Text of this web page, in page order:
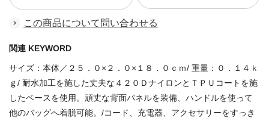
この商品について問い合わせる
関連 KEYWORD
サイズ：本体／２５．０×２．０×１８．０ｃｍ/ 重量：０．１４ｋ
ｇ/ 耐水加工を施した丈夫な４２０ＤナイロンとＴＰＵコートを施
したベースを使用。頑丈な背面パネルを装備、ハンドルを使って
他のバッグへ着脱可能。/コード、充電器、アクセサリーをすっき